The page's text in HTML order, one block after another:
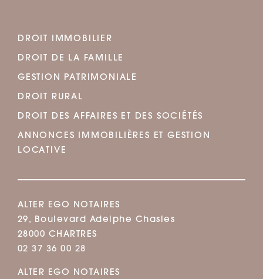
DROIT IMMOBILIER
DROIT DE LA FAMILLE
GESTION PATRIMONIALE
DROIT RURAL
DROIT DES AFFAIRES ET DES SOCIÉTÉS
ANNONCES IMMOBILIÈRES ET GESTION
LOCATIVE
ALTER EGO NOTAIRES
29, Boulevard Adelphe Chasles
28000 CHARTRES
02 37 36 00 28
ALTER EGO NOTAIRES